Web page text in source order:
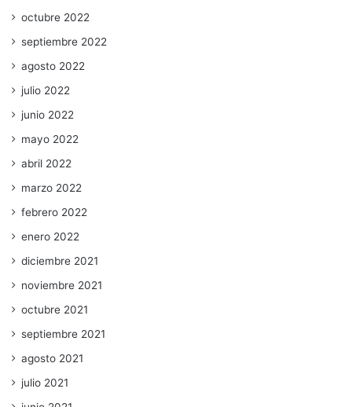
octubre 2022
septiembre 2022
agosto 2022
julio 2022
junio 2022
mayo 2022
abril 2022
marzo 2022
febrero 2022
enero 2022
diciembre 2021
noviembre 2021
octubre 2021
septiembre 2021
agosto 2021
julio 2021